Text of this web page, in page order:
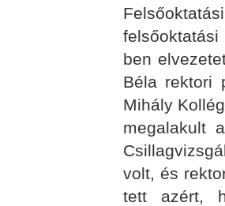
ben
Béla rektori
Mihály
megalakult
volt, és
tett azért,